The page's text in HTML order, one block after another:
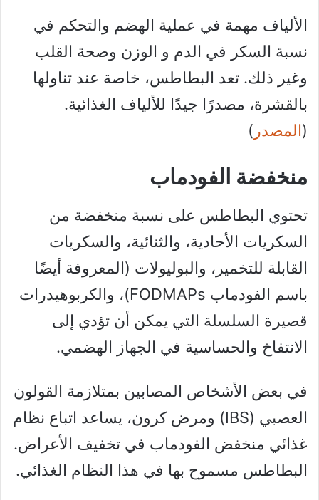
الألياف مهمة في عملية الهضم والتحكم في
نسبة السكر في الدم و الوزن وصحة القلب
وغير ذلك. تعد البطاطس، خاصة عند تناولها
بالقشرة، مصدرًا جيدًا للألياف الغذائية.
(المصدر )
منخفضة الفودماب
تحتوي البطاطس على نسبة منخفضة من
السكريات الأحادية، والثنائية، والسكريات
القابلة للتخمير، والبوليولات (المعروفة أيضًا
باسم الفودماب FODMAPs)، والكربوهيدرات
قصيرة السلسلة التي يمكن أن تؤدي إلى
الانتفاخ والحساسية في الجهاز الهضمي.
في بعض الأشخاص المصابين بمتلازمة القولون
العصبي (IBS) ومرض كرون، يساعد اتباع نظام
غذائي منخفض الفودماب في تخفيف الأعراض.
البطاطس مسموح بها في هذا النظام الغذائي.